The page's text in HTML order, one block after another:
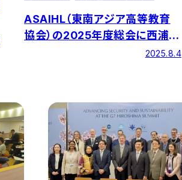
ASAIHL（東南アジア高等教育
協会）の2025年度総会に西浦昭
2025.8.4